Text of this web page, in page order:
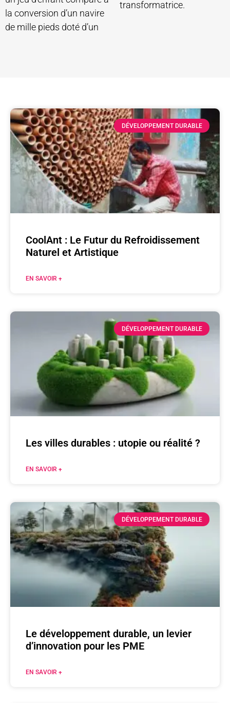
la conversion d’un navire
de mille pieds doté d’un
transformatrice.
DÉVELOPPEMENT DURABLE
CoolAnt : Le Futur du Refroidissement
Naturel et Artistique
EN SAVOIR +
DÉVELOPPEMENT DURABLE
Les villes durables : utopie ou réalité ?
EN SAVOIR +
DÉVELOPPEMENT DURABLE
Le développement durable, un levier
d’innovation pour les PME
EN SAVOIR +